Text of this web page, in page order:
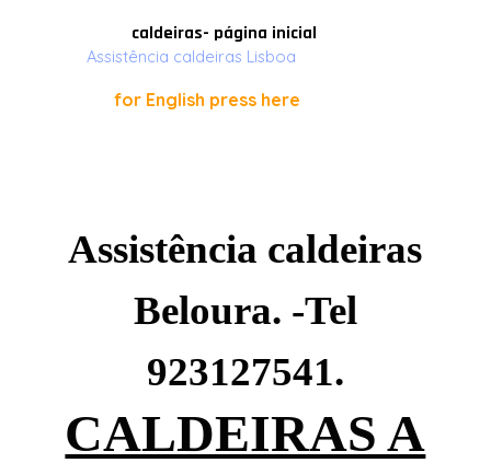
Assistência caldeiras Lisboa
caldeiras- página inicial
for English press here
Assistência caldeiras
Beloura. -Tel
923127541.
CALDEIRAS A